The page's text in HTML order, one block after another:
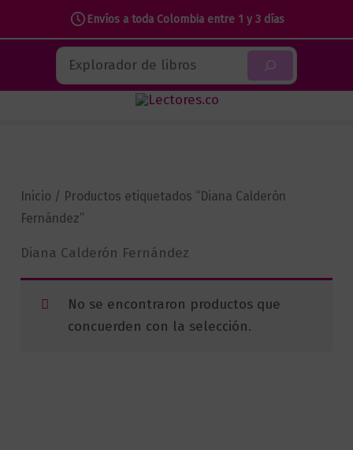
Envíos a toda Colombia entre 1 y 3 días
contenido
Buscar
Inicio / Productos etiquetados “Diana Calderón
Fernández”
Diana Calderón Fernández
No se encontraron productos que
concuerden con la selección.